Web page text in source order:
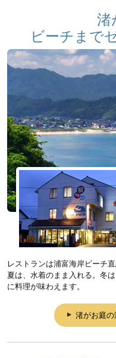
渚
ビーチまで
レストランは浦富海岸ビーチ直
夏は、水着のまま入れる。冬
に料理が味わえます。
渚がお庭の